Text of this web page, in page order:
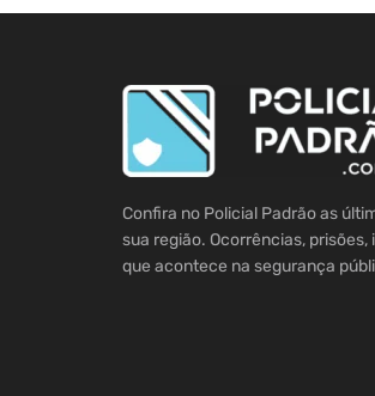
Confira no Policial Padrão as
sua região. Ocorrências,
que acontece na segurança